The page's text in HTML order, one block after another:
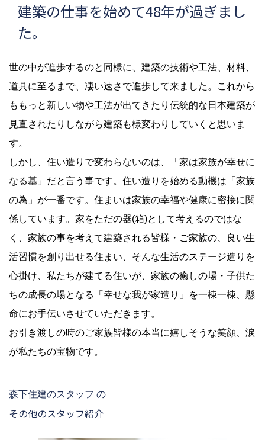
建築の仕事を始めて48年が過ぎまし
た。
世の中が進歩するのと同様に、建築の技術や工法、材料、
道具に至るまで、凄い速さで進歩して来ました。これから
ももっと新しい物や工法が出てきたり伝統的な日本建築が
見直されたりしながら建築も様変わりしていくと思いま
す。
しかし、住い造りで変わらないのは、「家は家族が幸せに
なる基」だと言う事です。住い造りを始める動機は「家族
の為」が一番です。住まいは家族の幸福や健康に密接に関
係しています。家をただの器(箱)として考えるのではな
く、家族の事を考えて建築される皆様・ご家族の、良い生
活習慣を創り出せる住まい、そんな生活のステージ造りを
心掛け、私たちが建てる住いが、家族の癒しの場・子供た
ちの成長の場となる「幸せな我が家造り」を一棟一棟、懸
命にお手伝いさせていただきます。
お引き渡しの時のご家族皆様の本当に嬉しそうな笑顔、涙
が私たちの宝物です。
森下住建のスタッフ の
その他のスタッフ紹介